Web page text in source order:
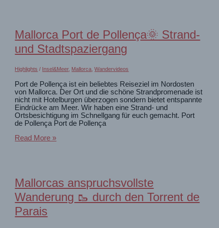
nur
guten
Mallorca Port de Pollença🌞 Strand-
und Stadtspaziergang
Highlights / Insel&Meer, Mallorca ,Wandervideos
Port de Pollença ist ein beliebtes Reiseziel im Nordosten
von Mallorca. Der Ort und die schöne Strandpromenade ist
nicht mit Hotelburgen überzogen sondern bietet entspannte
Eindrücke am Meer. Wir haben eine Strand- und
Ortsbesichtigung im Schnellgang für euch gemacht. Port
de Pollença Port de Pollença
Mallorca
Strand-
und
Stadtspaziergang
Read More »
Mallorcas anspruchsvollste
Wanderung 🥾 durch den Torrent de
Parais